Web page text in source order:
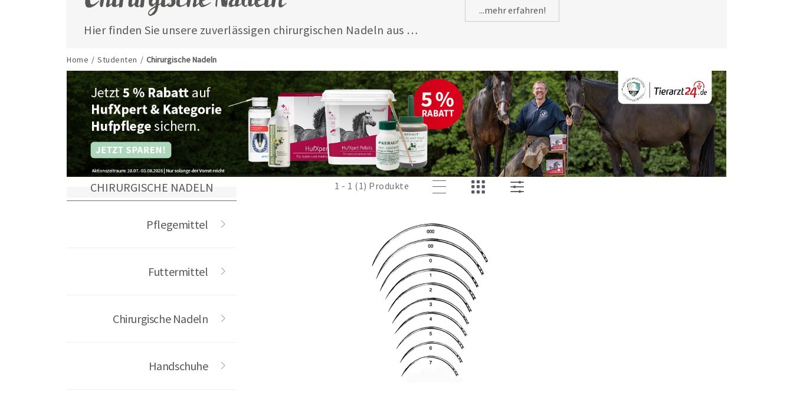
Home / Studenten / Chirurgische Nadeln
CHIRURGISCHE NADELN
Pflegemittel
Futtermittel
Chirurgische Nadeln
Handschuhe
Hier finden Sie unsere zuverlässigen chirurgischen Nadeln aus
Tiermedizinstudium.
...mehr erfahren!
1 - 1 (1) Produkte